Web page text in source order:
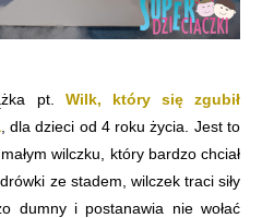
pt. Wilk, który się zgubił
, dla dzieci od 4 roku życia. Jest to
wilczku, który bardzo chciał
ze stadem, wilczek traci siły
dumny i postanawia nie wołać